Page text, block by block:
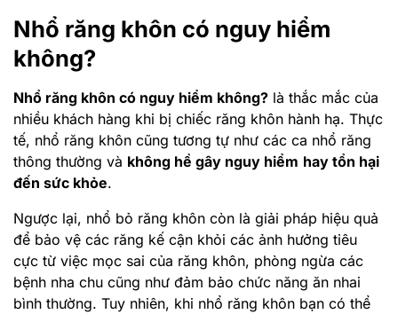
Nhổ răng khôn có nguy hiểm
không?
Nhổ răng khôn có nguy hiểm không? là thắc mắc của
nhiều khách hàng khi bị chiếc răng khôn hành hạ. Thực
tế, nhổ răng khôn cũng tương tự như các ca nhổ răng
thông thường và không hề gây nguy hiểm hay tổn hại
đến sức khỏe.
Ngược lại, nhổ bỏ răng khôn còn là giải pháp hiệu quả
để bảo vệ các răng kế cận khỏi các ảnh hưởng tiêu
cực từ việc mọc sai của răng khôn, phòng ngừa các
bệnh nha chu cũng như đảm bảo chức năng ăn nhai
bình thường. Tuy nhiên, khi nhổ răng khôn bạn có thể